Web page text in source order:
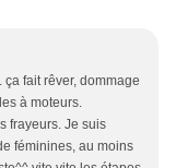
fait rêver, dommage
à moteurs.
frayeurs. Je suis
féminines, au moins